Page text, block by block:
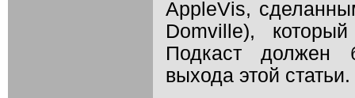
AppleVis,
Domville),
Подкаст должен
выхода этой статьи.